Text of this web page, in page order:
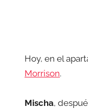
Hoy, en el
Morrison.
Mischa,